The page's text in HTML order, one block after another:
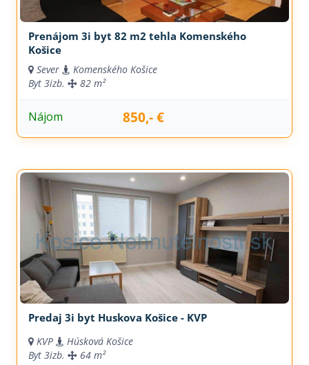
Prenájom 3i byt 82 m2 tehla Komenského
Košice
Sever
Komenského Košice
Byt 3izb. 82 m²
Nájom 850,- €
Predaj 3i byt Huskova Košice - KVP
KVP
Húsková Košice
Byt 3izb. 64 m²